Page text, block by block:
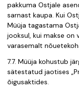
pakkuma Ostjale
sarnast kaupa. Kui
Müüja tagastama
jooksul, kui makse on
varasemalt
7.7. Müüja kohustub
sätestatud jaotises
õigusaktides.